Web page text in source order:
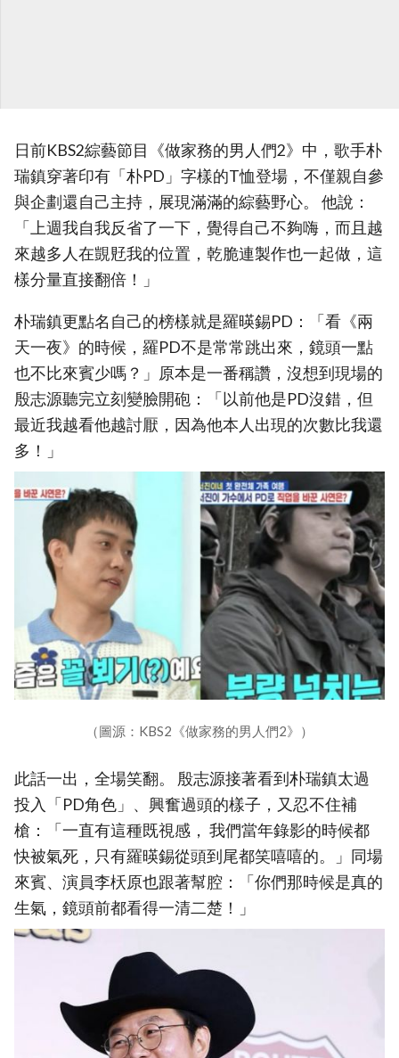
日前KBS2綜藝節目《做家務的男人們2》中，歌手朴
瑞鎮穿著印有「朴PD」字樣的T恤登場，不僅親自參
與企劃還自己主持，展現滿滿的綜藝野心。 他說：
「上週我自我反省了一下，覺得自己不夠嗨，而且越
來越多人在覬覎我的位置，乾脆連製作也一起做，這
樣分量直接翻倍！」
朴瑞鎮更點名自己的榜樣就是羅暎錫PD：「看《兩
天一夜》的時候，羅PD不是常常跳出來，鏡頭一點
也不比來賓少嗎？」原本是一番稱讚，沒想到現場的
殷志源聽完立刻變臉開砲：「以前他是PD沒錯，但
最近我越看他越討厭，因為他本人出現的次數比我還
多！」
（圖源：KBS2《做家務的男人們2》）
此話一出，全場笑翻。 殷志源接著看到朴瑞鎮太過
投入「PD角色」、興奮過頭的樣子，又忍不住補
槍：「一直有這種既視感， 我們當年錄影的時候都
快被氣死，只有羅暎錫從頭到尾都笑嘻嘻的。」同場
來賓、演員李枖原也跟著幫腔：「你們那時候是真的
生氣，鏡頭前都看得一清二楚！」